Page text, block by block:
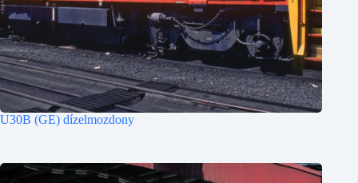
U30B (GE) dízelmozdony